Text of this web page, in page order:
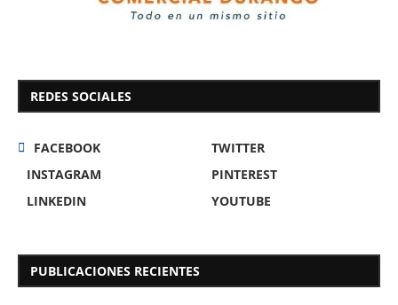
REDES SOCIALES
FACEBOOK
TWITTER
INSTAGRAM
PINTEREST
LINKEDIN
YOUTUBE
PUBLICACIONES RECIENTES